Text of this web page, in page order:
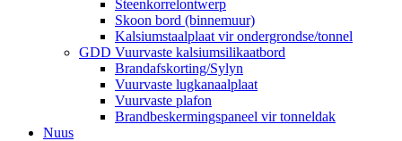
Steenkorrelontwerp
Skoon bord (binnemuur)
Kalsiumstaalplaat vir ondergrondse/tonnel
GDD Vuurvaste kalsiumsilikaatbord
Brandafskorting/Sylyn
Vuurvaste lugkanaalplaat
Vuurvaste plafon
Brandbeskermingspaneel vir tonneldak
Nuus